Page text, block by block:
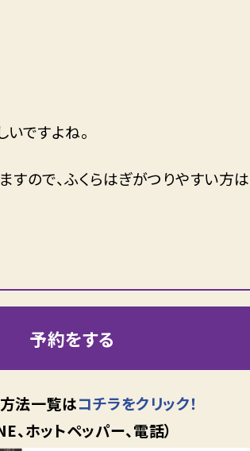
ですよね。
すので、ふくらはぎがつりやすい方
予約をする
方法一覧はコチラをクリック！
、ホットペッパー、電話）